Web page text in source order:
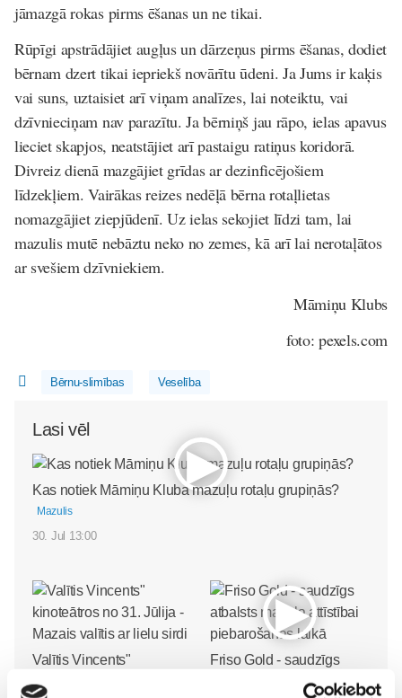
jāmazgā rokas pirms ēšanas un ne tikai.
Rūpīgi apstrādājiet augļus un dārzeņus pirms ēšanas, dodiet
bērnam dzert tikai iepriekš novārītu ūdeni. Ja Jums ir kaķis
vai suns, uztaisiet arī viņam analīzes, lai noteiktu, vai
dzīvnieciņam nav parazītu. Ja bērniņš jau rāpo, ielas apavus
lieciet skapjos, neatstājiet arī pastaigu ratiņus koridorā.
Divreiz dienā mazgājiet grīdas ar dezinficējošiem
līdzekļiem. Vairākas reizes nedēļā bērna rotaļlietas
nomazgājiet ziepjūdenī. Uz ielas sekojiet līdzi tam, lai
mazulis mutē nebāztu neko no zemes, kā arī lai nerotaļātos
ar svešiem dzīvniekiem.
Māmiņu Klubs
foto: pexels.com
Bērnu-slimības Veselība
Lasi vēl
Kas notiek Māmiņu Kluba mazuļu rotaļu grupiņās?
Mazulis
30. Jul 13:00
Valītis Vincents"
kinoteātros no 31. Jūlija -
Friso Gold - saudzīgs
atbalsts mazuļa attīstībai